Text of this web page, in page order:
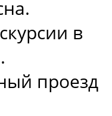
в
проезд